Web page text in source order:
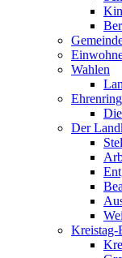
Wahlen
Der
Kreistag-